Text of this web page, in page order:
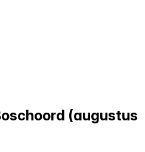
(augustus